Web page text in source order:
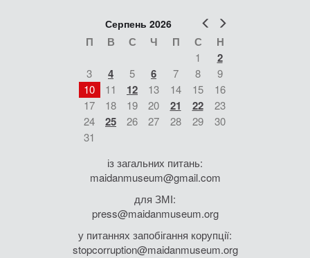
Попер
Серпень 2026
П В С Ч П С Н
1 2
3 4 5 6 7 8
9
10
11 12 13 14 15
16
17
18 19 20 21 22
23
24
25 26 27 28 29
30
31
із загальних питань:
maidanmuseum@gmail.com
для ЗМІ:
press@maidanmuseum.org
у питаннях запобігання корупції:
stopcorruption@maidanmuseum.org